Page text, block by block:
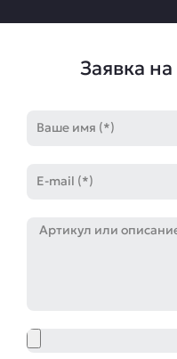
Заявка
mail
Артикул
Файл